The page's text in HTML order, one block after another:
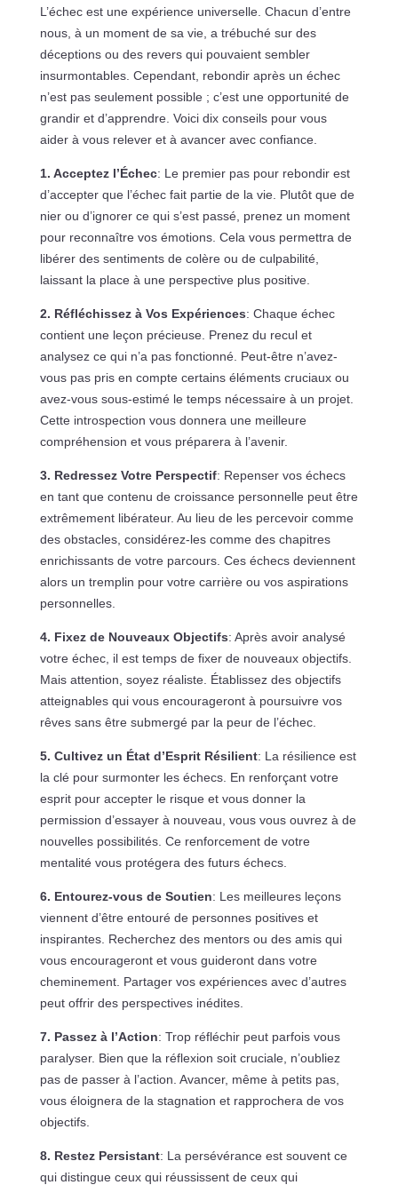
L’échec est une expérience universelle. Chacun d’entre
nous, à un moment de sa vie, a trébuché sur des
déceptions ou des revers qui pouvaient sembler
insurmontables. Cependant, rebondir après un échec
n’est pas seulement possible ; c’est une opportunité de
grandir et d’apprendre. Voici dix conseils pour vous
aider à vous relever et à avancer avec confiance.
1. Acceptez l’Échec: Le premier pas pour rebondir est
d’accepter que l’échec fait partie de la vie. Plutôt que de
nier ou d’ignorer ce qui s’est passé, prenez un moment
pour reconnaître vos émotions. Cela vous permettra de
libérer des sentiments de colère ou de culpabilité,
laissant la place à une perspective plus positive.
2. Réfléchissez à Vos Expériences: Chaque échec
contient une leçon précieuse. Prenez du recul et
analysez ce qui n’a pas fonctionné. Peut-être n’avez-
vous pas pris en compte certains éléments cruciaux ou
avez-vous sous-estimé le temps nécessaire à un projet.
Cette introspection vous donnera une meilleure
compréhension et vous préparera à l’avenir.
3. Redressez Votre Perspectif: Repenser vos échecs
en tant que contenu de croissance personnelle peut être
extrêmement libérateur. Au lieu de les percevoir comme
des obstacles, considérez-les comme des chapitres
enrichissants de votre parcours. Ces échecs deviennent
alors un tremplin pour votre carrière ou vos aspirations
personnelles.
4. Fixez de Nouveaux Objectifs: Après avoir analysé
votre échec, il est temps de fixer de nouveaux objectifs.
Mais attention, soyez réaliste. Établissez des objectifs
atteignables qui vous encourageront à poursuivre vos
rêves sans être submergé par la peur de l’échec.
5. Cultivez un État d’Esprit Résilient: La résilience est
la clé pour surmonter les échecs. En renforçant votre
esprit pour accepter le risque et vous donner la
permission d’essayer à nouveau, vous vous ouvrez à de
nouvelles possibilités. Ce renforcement de votre
mentalité vous protégera des futurs échecs.
6. Entourez-vous de Soutien: Les meilleures leçons
viennent d’être entouré de personnes positives et
inspirantes. Recherchez des mentors ou des amis qui
vous encourageront et vous guideront dans votre
cheminement. Partager vos expériences avec d’autres
peut offrir des perspectives inédites.
7. Passez à l’Action: Trop réfléchir peut parfois vous
paralyser. Bien que la réflexion soit cruciale, n’oubliez
pas de passer à l’action. Avancer, même à petits pas,
vous éloignera de la stagnation et rapprochera de vos
objectifs.
8. Restez Persistant: La persévérance est souvent ce
qui distingue ceux qui réussissent de ceux qui